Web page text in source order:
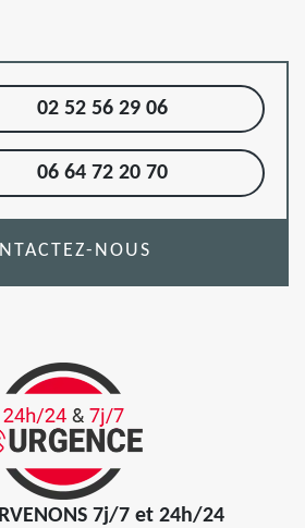
02 52 56 29 06
06 64 72 20 70
NOUS
7j/7 et 24h/24